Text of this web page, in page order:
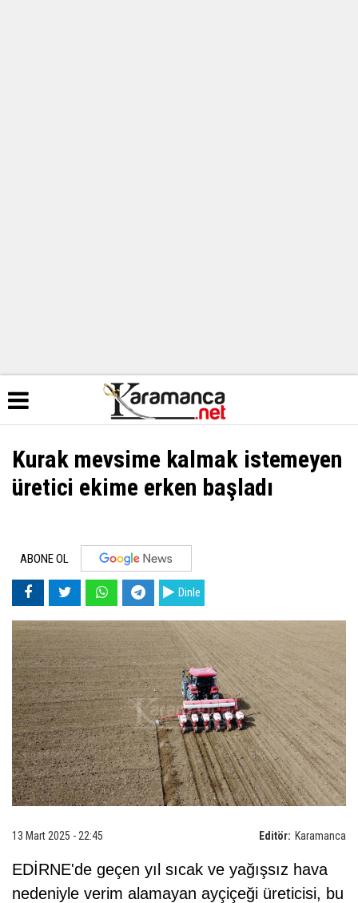
Kurak mevsime kalmak istemeyen
üretici ekime erken başladı
ABONE OL
Dinle
Editör: Karamanca
13 Mart 2025 - 22:45
EDİRNE'de geçen yıl sıcak ve yağışsız hava
nedeniyle verim alamayan ayçiçeği üreticisi, bu